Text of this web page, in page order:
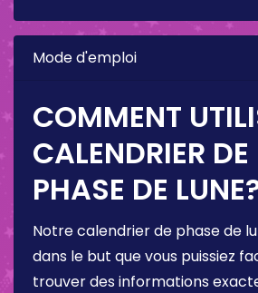
Mode d'emploi
COMMENT
CALENDRIER DE
PHASE DE
Notre calendrier de phase de
dans le but que vous puissiez
trouver des informations